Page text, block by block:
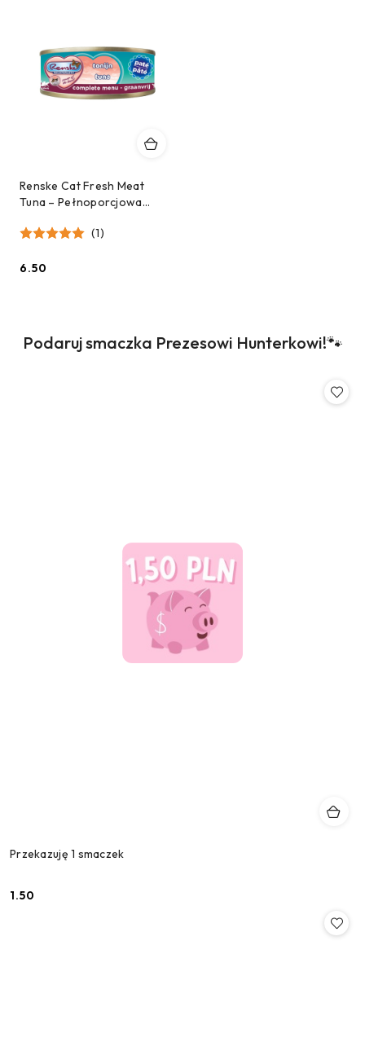
Renske Cat Fresh Meat
Tuna – Pełnoporcjowa
Pasztet z Tuńczyka (70g
(1)
Cena:
6.50
Pomiń karuzelę produktów
Produkty
Podaruj smaczka Prezesowi Hunterkowi!🐾
Przekazuję 1 smaczek
Cena:
1.50